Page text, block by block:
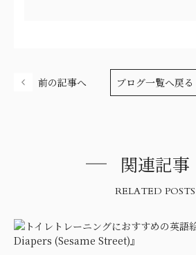
前の記事へ ブログ一覧へ戻る
関連記事
RELATED POSTS